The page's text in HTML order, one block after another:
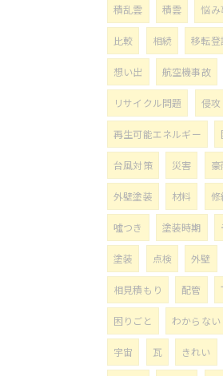
積乱雲 積雲 悩み
比較 相続 移転登
想い出 航空機事故
リサイクル問題 侵攻
再生可能エネルギー
台風対策 災害 豪
外壁塗装 材料 修
噓つき 塗装時期
塗装 点検 外壁
相見積もり 配管
困りごと わからない
宇宙 瓦 きれい